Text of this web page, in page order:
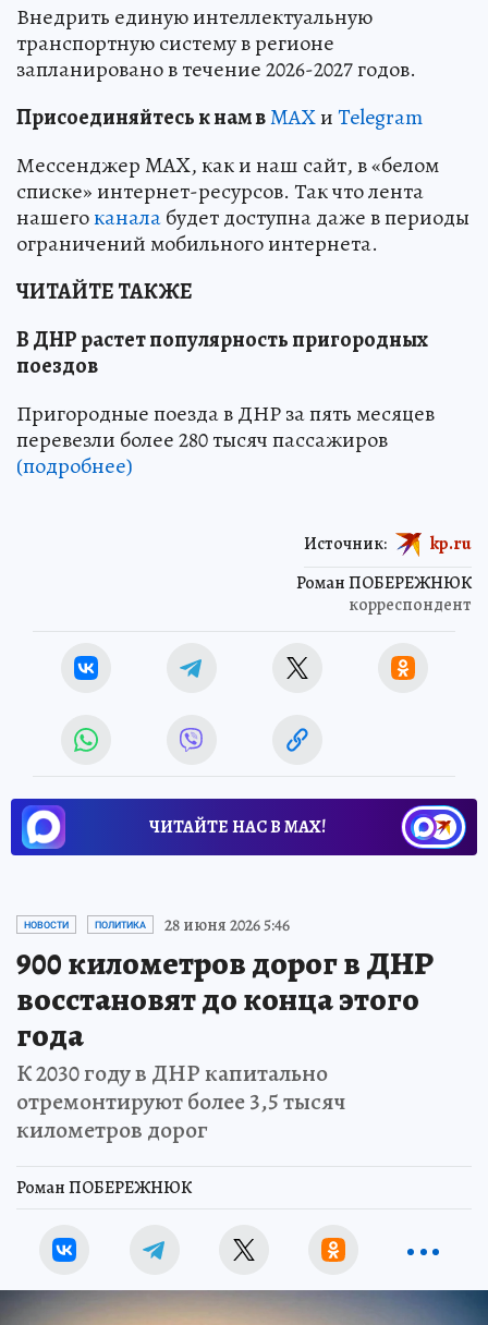
Внедрить единую интеллектуальную
транспортную систему в регионе
запланировано в течение 2026-2027 годов.
Присоединяйтесь к нам вMAXиTelegram
Мессенджер MAX, как и наш сайт, в «белом
списке» интернет-ресурсов. Так что лента
нашегоканалабудет доступна даже в периоды
ограничений мобильного интернета.
ЧИТАЙТЕ ТАКЖЕ
В ДНР растет популярность пригородных
поездов
Пригородные поезда в ДНР за пять месяцев
перевезли более 280 тысяч пассажиров
(подробнее)
Роман ПОБЕРЕЖНЮК
корреспондент
Источник: kp.ru
ЧИТАЙТЕ НАС В МАХ!
НОВОСТИ ПОЛИТИКА 28 июня 2026 5:46
900 километров дорог в ДНР
восстановят до конца этого
года
К 2030 году в ДНР капитально
отремонтируют более 3,5 тысяч
километров дорог
Роман ПОБЕРЕЖНЮК